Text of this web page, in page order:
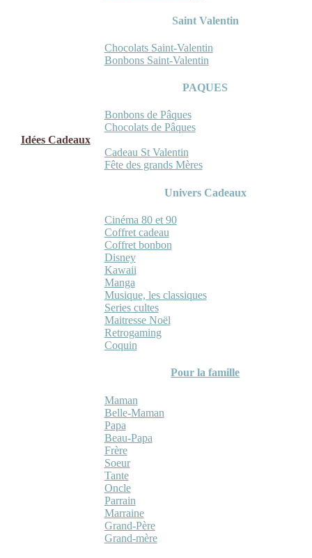
Saint Valentin
Chocolats Saint-Valentin
Bonbons Saint-Valentin
PAQUES
Bonbons de Pâques
Chocolats de Pâques
Idées Cadeaux
Cadeau St Valentin
Fête des grands Mères
Univers Cadeaux
Cinéma 80 et 90
Coffret cadeau
Coffret bonbon
Disney
Kawaii
Manga
Musique, les classiques
Series cultes
Maitresse Noël
Retrogaming
Coquin
Pour la famille
Maman
Belle-Maman
Papa
Beau-Papa
Frère
Soeur
Tante
Oncle
Parrain
Marraine
Grand-Père
Grand-mère